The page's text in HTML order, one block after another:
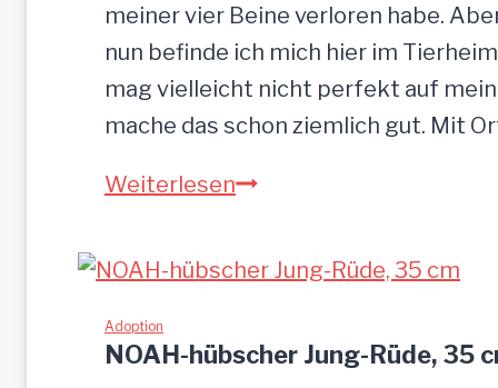
meiner vier Beine verloren habe.
nun befinde ich mich hier im
mag vielleicht nicht perfekt auf
mache das schon ziemlich gut. Mit
WeiterlesenS
n
–
Adoption
NOAH-hübscher Jung-Rüde, 35